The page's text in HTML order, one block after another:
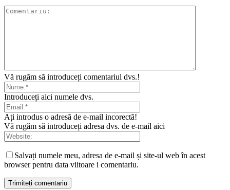
Vă rugăm să introduceți comentariul dvs.!
Introduceți aici numele dvs.
Ați introdus o adresă de e-mail incorectă!
Vă rugăm să introduceți adresa dvs. de e-mail aici
Salvați numele meu, adresa de e-mail și site-ul web în acest
browser pentru data viitoare i comentariu.